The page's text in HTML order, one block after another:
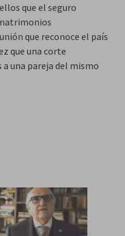
que el seguro
que reconoce el país
que una corte
una pareja del mismo